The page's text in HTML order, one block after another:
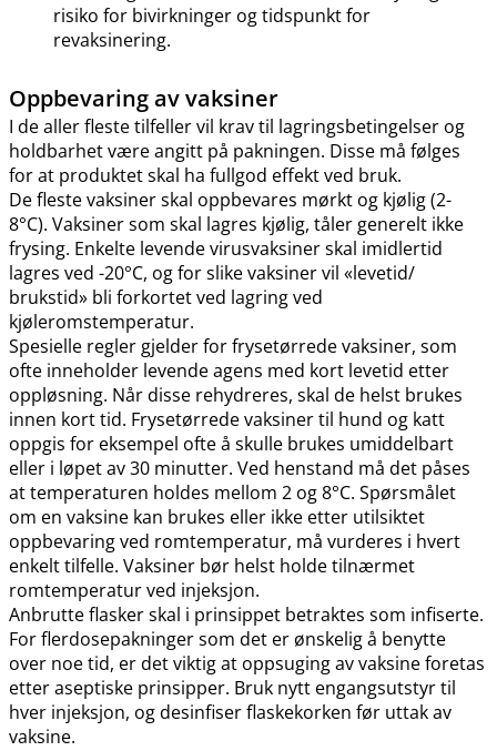
risiko for bivirkninger og tidspunkt for
revaksinering.
Oppbevaring av vaksiner
I de aller fleste tilfeller vil krav til lagringsbetingelser og
holdbarhet være angitt på pakningen. Disse må følges
for at produktet skal ha fullgod effekt ved bruk.
De fleste vaksiner skal oppbevares mørkt og kjølig (2-
8°C). Vaksiner som skal lagres kjølig, tåler generelt ikke
frysing. Enkelte levende virusvaksiner skal imidlertid
lagres ved -20°C, og for slike vaksiner vil «levetid​/​
brukstid» bli forkortet ved lagring ved
kjøleromstemperatur.
Spesielle regler gjelder for frysetørrede vaksiner, som
ofte inneholder levende agens med kort levetid etter
oppløsning. Når disse rehydreres, skal de helst brukes
innen kort tid. Frysetørrede vaksiner til hund og katt
oppgis for eksempel ofte å skulle brukes umiddelbart
eller i løpet av 30 minutter. Ved henstand må det påses
at temperaturen holdes mellom 2 og 8°C. Spørsmålet
om en vaksine kan brukes eller ikke etter utilsiktet
oppbevaring ved romtemperatur, må vurderes i hvert
enkelt tilfelle. Vaksiner bør helst holde tilnærmet
romtemperatur ved injeksjon.
Anbrutte flasker skal i prinsippet betraktes som infiserte.
For flerdosepakninger som det er ønskelig å benytte
over noe tid, er det viktig at oppsuging av vaksine foretas
etter aseptiske prinsipper. Bruk nytt engangsutstyr til
hver injeksjon, og desinfiser flaskekorken før uttak av
vaksine.